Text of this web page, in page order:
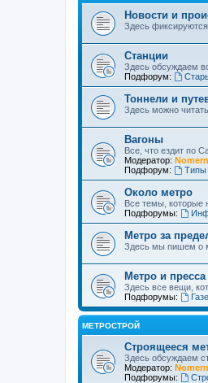
Новости и
Здесь
Станции
Здесь обсуждаем
Подфорум:
Тоннели и
Здесь можно
Вагоны
Все, что ездит по
Модератор:
Подфорум:
Типы
Около метро
Все темы, которые
Подфорумы:
Метро за
Здесь мы пишем о
Метро и пресса
Здесь все вещи,
Подфорумы:
МЕТРОСТРОЙ
Строящееся
Здесь обсуждаем
Модератор:
Подфорумы: